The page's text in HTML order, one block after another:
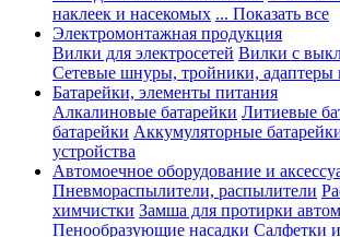
наклеек и насекомых ... Показать все
Электромонтажная продукция
Вилки для электросетей Вилки с
Сетевые шнуры, тройники, адаптеры
Батарейки, элементы питания
Алкалиновые батарейки Литиевые
батарейки Аккумуляторные
устройства
Автомоечное оборудование и
Пневмораспылители, распылители
химчистки Замша для протирки
Пенообразующие насадки Салфетки